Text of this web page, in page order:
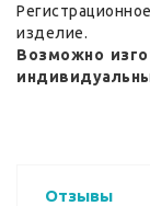
изделие.
Возможно
Отзывы